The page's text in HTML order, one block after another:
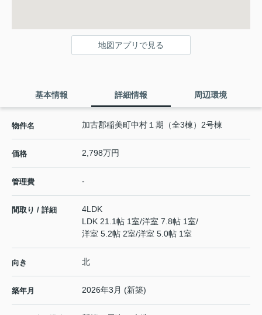
地図アプリで見る
基本情報 詳細情報 周辺環境
物件名 加古郡稲美町中村１期（全3棟）2号棟
価格 2,798万円
管理費 -
間取り / 詳細
4LDK
LDK 21.1帖 1室/洋室 7.8帖 1室/
洋室 5.2帖 2室/洋室 5.0帖 1室
向き 北
築年月 2026年3月 (新築)